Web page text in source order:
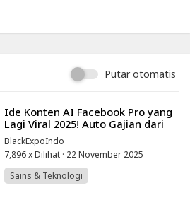
Putar otomatis
⁣Ide Konten AI Facebook Pro yang
Lagi Viral 2025! Auto Gajian dari
Rumah!
BlackExpoIndo
7,896 x Dilihat · 22 November 2025
Sains & Teknologi